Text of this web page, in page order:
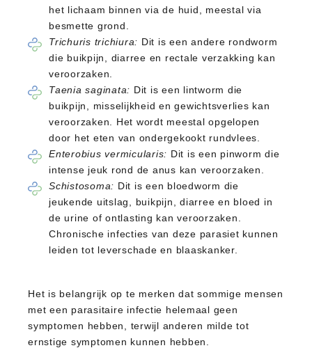
het lichaam binnen via de huid, meestal via
besmette grond.
Trichuris trichiura: Dit is een andere rondworm
die buikpijn, diarree en rectale verzakking kan
veroorzaken.
Taenia saginata: Dit is een lintworm die
buikpijn, misselijkheid en gewichtsverlies kan
veroorzaken. Het wordt meestal opgelopen
door het eten van ondergekookt rundvlees.
Enterobius vermicularis: Dit is een pinworm die
intense jeuk rond de anus kan veroorzaken.
Schistosoma: Dit is een bloedworm die
jeukende uitslag, buikpijn, diarree en bloed in
de urine of ontlasting kan veroorzaken.
Chronische infecties van deze parasiet kunnen
leiden tot leverschade en blaaskanker.
Het is belangrijk op te merken dat sommige mensen
met een parasitaire infectie helemaal geen
symptomen hebben, terwijl anderen milde tot
ernstige symptomen kunnen hebben.